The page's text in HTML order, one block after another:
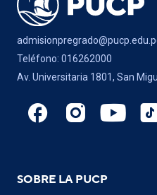
Teléfono: 016262000
Av. Universitaria 1801, San
SOBRE LA PUCP